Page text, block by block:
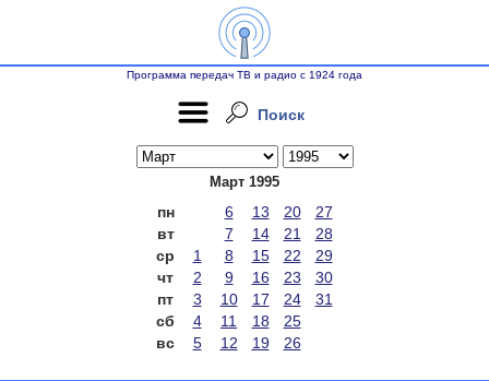
Программа передач ТВ и радио с 1924 года
Поиск
Март 1995
пн 6 13 20
27
вт
7 14 21
28
ср
1 8 15 22
29
чт
2 9 16 23
30
пт
3 10 17 24
31
сб
4 11 18
25
вс
5 12 19 26